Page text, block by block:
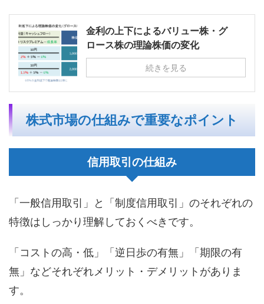
金利の上下によるバリュー株・グ
ロース株の理論株価の変化
続きを見る
株式市場の仕組みで重要なポイント
信用取引の仕組み
「一般信用取引」と「制度信用取引」のそれぞれの
特徴はしっかり理解しておくべきです。
「コストの高・低」「逆日歩の有無」「期限の有
無」などそれぞれメリット・デメリットがありま
す。